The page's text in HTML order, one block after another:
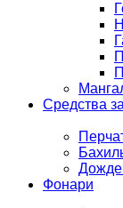
Средства
Фонари